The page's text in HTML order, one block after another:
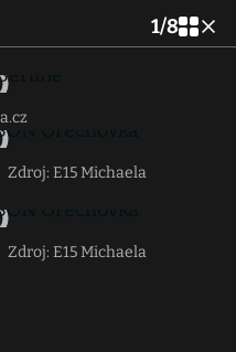
1/8
Zdroj: E15 Michaela
Zdroj: E15 Michaela